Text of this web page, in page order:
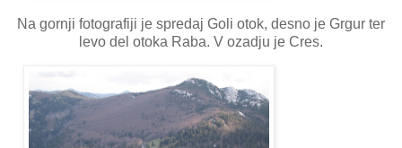
Na gornji fotografiji je spredaj Goli otok, desno je Grgur ter
levo del otoka Raba. V ozadju je Cres.